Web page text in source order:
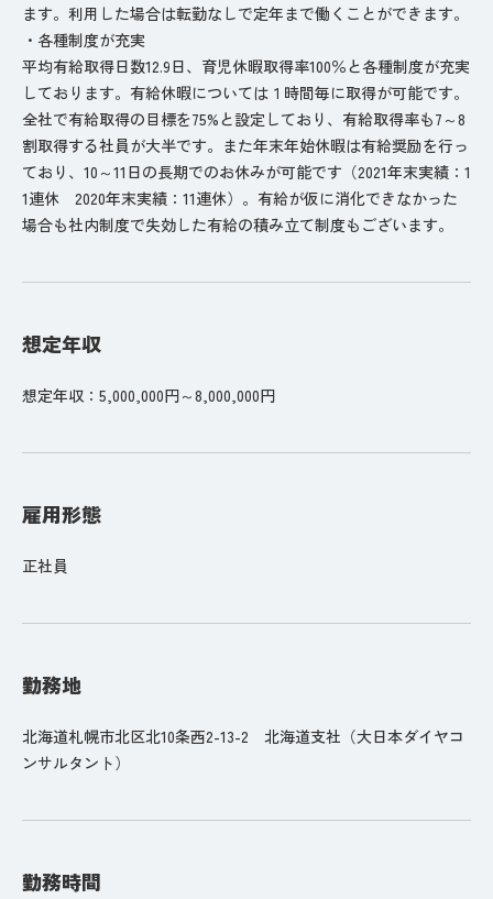
ます。利用した場合は転勤なしで定年まで働くことができます。
・各種制度が充実
平均有給取得日数12.9日、育児休暇取得率100％と各種制度が充実
しております。有給休暇については１時間毎に取得が可能です。
全社で有給取得の目標を75%と設定しており、有給取得率も7～8
割取得する社員が大半です。また年末年始休暇は有給奨励を行っ
ており、10～11日の長期でのお休みが可能です（2021年末実績：1
1連休 2020年末実績：11連休）。有給が仮に消化できなかった
場合も社内制度で失効した有給の積み立て制度もございます。
想定年収
想定年収：5,000,000円～8,000,000円
雇用形態
正社員
勤務地
北海道札幌市北区北10条西2-13-2 北海道支社（大日本ダイヤコ
ンサルタント）
勤務時間